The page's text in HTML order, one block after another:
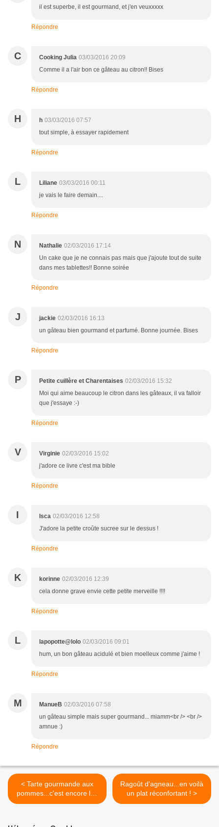
il est superbe, il est gourmand, et j'en veuxxxxx
Répondre
C Cooking Julia 03/03/2016 20:09
Comme il a l'air bon ce gâteau au citron!! Bises
Répondre
H h 03/03/2016 07:57
tout simple, à essayer rapidement
Répondre
L Liliane 03/03/2016 00:11
je vais le faire demain....
Répondre
N Nathalie 02/03/2016 17:14
Un cake que je ne connais pas mais que j'ajoute tout de suite
dans mes tablettes!! Bonne soirée
Répondre
J jackie 02/03/2016 16:13
un gâteau bien gourmand et parfumé. Bonne journée. Bises
Répondre
P Petite cuillère et Charentaises 02/03/2016 15:32
Moi qui aime beaucoup le citron dans les gâteaux, il va falloir
que j'essaye :-)
Répondre
V Virginie 02/03/2016 15:02
j'adore ce livre c'est ma bible
Répondre
I Isca 02/03/2016 12:58
J'adore la petite croûte sucree sur le dessus !
Répondre
K korinne 02/03/2016 12:39
cela donne grave envie cette petite merveille !!!!
Répondre
L lapopotte@lolo 02/03/2016 09:01
hum, un bon gâteau acidulé et bien moelleux comme j'aime !
Répondre
M ManueB 02/03/2016 07:58
un gâteau simple mais super gourmand... miamm<br /> <br />
amnue :)
Répondre
< Tarte gourmande aux
pommes...c'est encore les
vacances, il faut en profiter
Ragoût d'agneau...en voilà
un plat réconfortant ! >